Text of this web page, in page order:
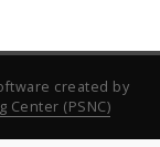
created by
(PSNC)